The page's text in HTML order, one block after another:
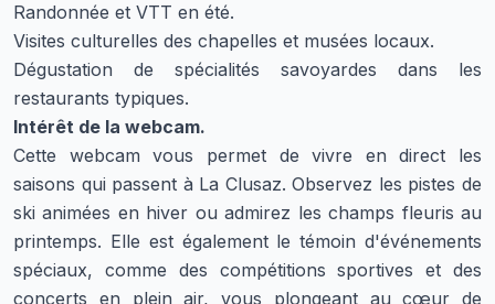
Randonnée et VTT en été.
Visites culturelles des chapelles et musées locaux.
Dégustation de spécialités savoyardes dans les
restaurants typiques.
Intérêt de la webcam.
Cette webcam vous permet de vivre en direct les
saisons qui passent à La Clusaz. Observez les pistes de
ski animées en hiver ou admirez les champs fleuris au
printemps. Elle est également le témoin d'événements
spéciaux, comme des compétitions sportives et des
concerts en plein air, vous plongeant au cœur de